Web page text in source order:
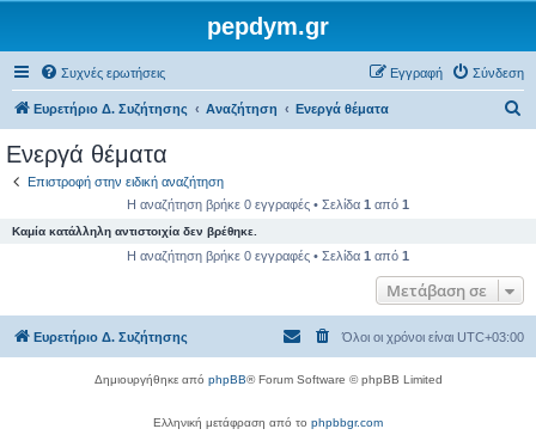
pepdym.gr
Συχνές ερωτήσεις Σύνδεση
Εγγραφή
Ευρετήριο Δ. Συζήτησης Αναζήτηση Ενεργά θέματα
η
η
Ενεργά θέματα
Επιστροφή στην ειδική αναζήτηση
Η αναζήτηση βρήκε 0 εγγραφές • Σελίδα 1 από 1
Καμία κατάλληλη αντιστοιχία δεν βρέθηκε.
Η αναζήτηση βρήκε 0 εγγραφές • Σελίδα 1 από 1
Μετάβαση σε
Ευρετήριο Δ. Συζήτησης Όλοι οι χρόνοι είναι UTC+03:00
Δημιουργήθηκε από phpBB® Forum Software © phpBB Limited
Ελληνική μετάφραση από το phpbbgr.com